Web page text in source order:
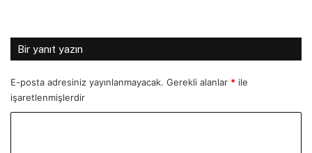
Bir yanıt yazın
E-posta adresiniz yayınlanmayacak. Gerekli alanlar * ile
işaretlenmişlerdir